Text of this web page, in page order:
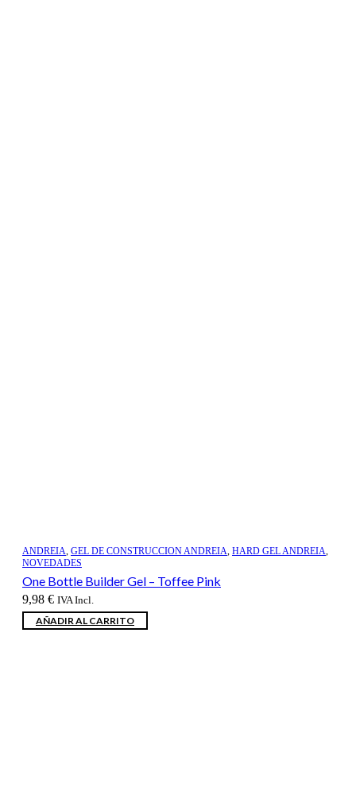
ANDREIA, GEL DE CONSTRUCCION ANDREIA, HARD GEL ANDREIA,
NOVEDADES
One Bottle Builder Gel – Toffee Pink
9,98 € IVA Incl.
AÑADIR AL CARRITO